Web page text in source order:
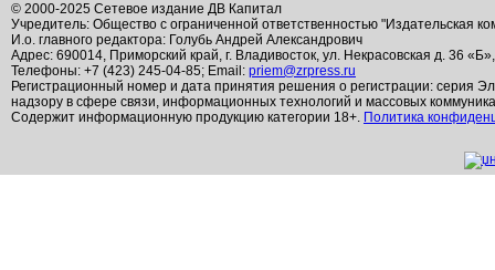
© 2000-2025 Сетевое издание ДВ Капитал
Учредитель: Общество с ограниченной ответственностью "Издательская
И.о. главного редактора: Голубь Андрей Александрович
Адрес: 690014, Приморский край, г. Владивосток, ул. Некрасовская д. 36
Телефоны: +7 (423) 245-04-85; Email: priem@zrpress.ru
Регистрационный номер и дата принятия решения о регистрации: серия
надзору в сфере связи, информационных технологий и массовых
Содержит информационную продукцию категории 18+. Политика